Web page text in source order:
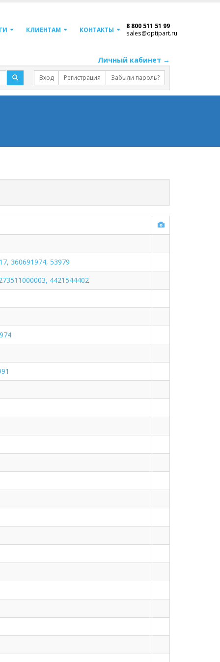
КЛИЕНТАМ КОНТАКТЫ 8 800 511 51 99
sales@optipart.ru
Личный кабинет →
Вход Регистрация Забыли пароль?
360691974, 53979
4421544402